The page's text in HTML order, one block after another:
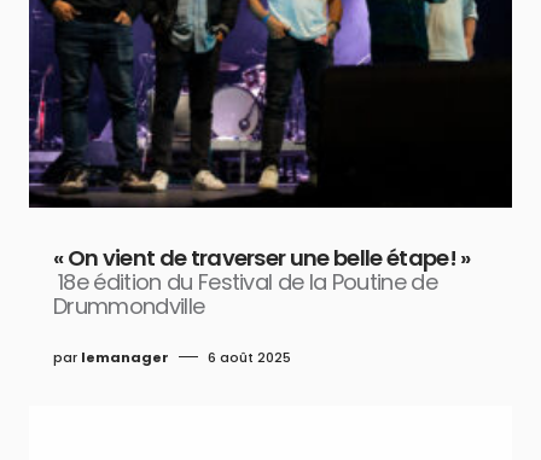
« On vient de traverser une belle étape! »
18e édition du Festival de la Poutine de
Drummondville
par lemanager 6 août 2025